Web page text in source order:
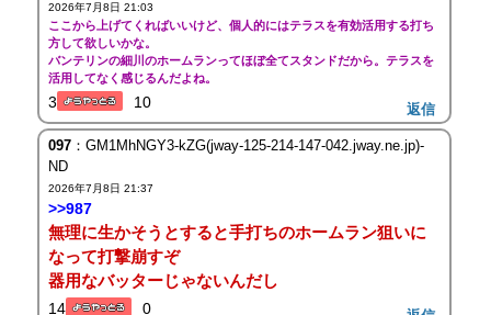
2026年7月8日 21:03
ここから上げてくればいいけど、個人的にはテラスを有効活用する打ち
方して欲しいかな。
バンテリンの細川のホームランってほぼ全てスタンドだから。テラスを
活用してなく感じるんだよね。
3 10 返信
097：GM1MhNGY3-kZG(jway-125-214-147-042.jway.ne.jp)-
ND
2026年7月8日 21:37
>>987
無理に生かそうとすると手打ちのホームラン狙いに
なって打撃崩すぞ
器用なバッターじゃないんだし
14 0